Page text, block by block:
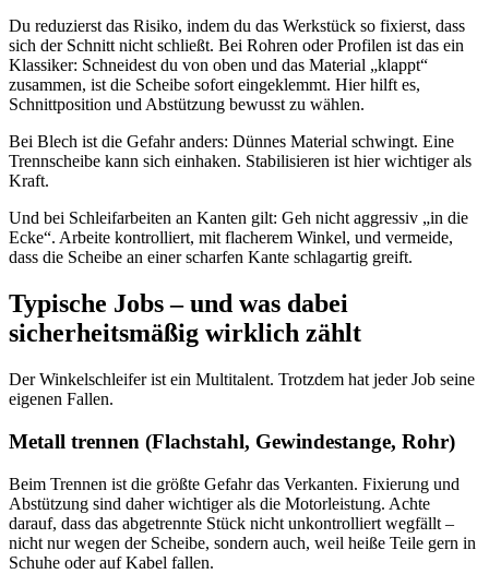
Du reduzierst das Risiko, indem du das Werkstück so fixierst, dass
sich der Schnitt nicht schließt. Bei Rohren oder Profilen ist das ein
Klassiker: Schneidest du von oben und das Material „klappt“
zusammen, ist die Scheibe sofort eingeklemmt. Hier hilft es,
Schnittposition und Abstützung bewusst zu wählen.
Bei Blech ist die Gefahr anders: Dünnes Material schwingt. Eine
Trennscheibe kann sich einhaken. Stabilisieren ist hier wichtiger als
Kraft.
Und bei Schleifarbeiten an Kanten gilt: Geh nicht aggressiv „in die
Ecke“. Arbeite kontrolliert, mit flacherem Winkel, und vermeide,
dass die Scheibe an einer scharfen Kante schlagartig greift.
Typische Jobs – und was dabei
sicherheitsmäßig wirklich zählt
Der Winkelschleifer ist ein Multitalent. Trotzdem hat jeder Job seine
eigenen Fallen.
Metall trennen (Flachstahl, Gewindestange, Rohr)
Beim Trennen ist die größte Gefahr das Verkanten. Fixierung und
Abstützung sind daher wichtiger als die Motorleistung. Achte
darauf, dass das abgetrennte Stück nicht unkontrolliert wegfällt –
nicht nur wegen der Scheibe, sondern auch, weil heiße Teile gern in
Schuhe oder auf Kabel fallen.